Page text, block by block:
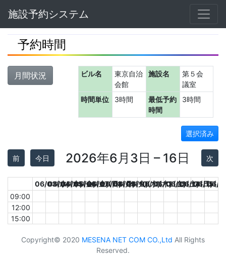
Navbar
施設予約システム
予約時間
月間状況 ビル名
東京自治
会館
施設名
第５会
議室
時間単位
3時間
最低予約
時間
3時間
選択済み
前 今日 2026年6月3日 – 16日 次
06/03(水)
06/04(木)
06/05(金)
06/06(土)
06/07(日)
06/08(月)
06/09(火)
06/10(水)
06/11(木)
06/12(金)
06/13(土)
06/14(日)
06/15(月)
06/
09:00
12:00
15:00
Copyright© 2020 MESENA NET COM CO.,Ltd All Rights
Reserved.